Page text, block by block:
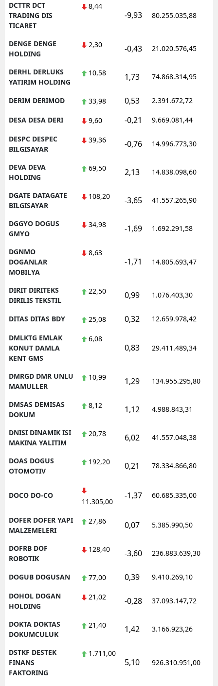
DCTTR DCT
TRADING DIS
TICARET
8,44
-9,93 80.255.035,88
DENGE DENGE
HOLDING
2,30 -0,43 21.020.576,45
DERHL DERLUKS
YATIRIM HOLDING
10,58 1,73 74.868.314,95
DERIM DERIMOD 33,98 0,53 2.391.672,72
DESA DESA DERI 9,60 -0,21 9.669.081,44
DESPC DESPEC
BILGISAYAR
39,36 -0,76 14.996.773,30
DEVA DEVA
HOLDING
69,50 2,13 14.838.098,60
DGATE DATAGATE
BILGISAYAR
108,20 -3,65 41.557.265,90
DGGYO DOGUS
GMYO
34,98 -1,69 1.692.291,58
DGNMO
DOGANLAR
MOBILYA
8,63
-1,71 14.805.693,47
DIRIT DIRITEKS
DIRILIS TEKSTIL
22,50 0,99 1.076.403,30
DITAS DITAS BDY 25,08 0,32 12.659.978,42
DMLKTG EMLAK
KONUT DAMLA
KENT GMS
6,08
0,83 29.411.489,34
DMRGD DMR UNLU
MAMULLER
10,99 1,29 134.955.295,80
DMSAS DEMISAS
DOKUM
8,12 1,12 4.988.843,31
DNISI DINAMIK ISI
MAKINA YALITIM
20,78 6,02 41.557.048,38
DOAS DOGUS
OTOMOTIV
192,20 0,21 78.334.866,80
DOCO DO-CO
11.305,00
-1,37 60.685.335,00
DOFER DOFER YAPI
MALZEMELERI
27,86 0,07 5.385.990,50
DOFRB DOF
ROBOTIK
128,40 -3,60 236.883.639,30
DOGUB DOGUSAN 77,00 0,39 9.410.269,10
DOHOL DOGAN
HOLDING
21,02 -0,28 37.093.147,72
DOKTA DOKTAS
DOKUMCULUK
21,40 1,42 3.166.923,26
DSTKF DESTEK
FINANS
FAKTORING
1.711,00
5,10 926.310.951,00